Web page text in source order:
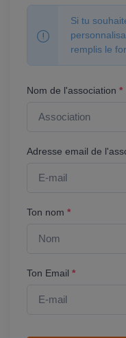
Si tu
remplis le
Nom de l'association *
Adresse email de
Ton nom *
Ton Email *